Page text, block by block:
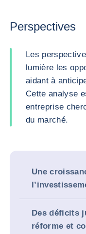
Perspectives
Les
lumière les
aidant à
Cette analyse
entreprise
du marché.
Une
Des déficits
réforme et